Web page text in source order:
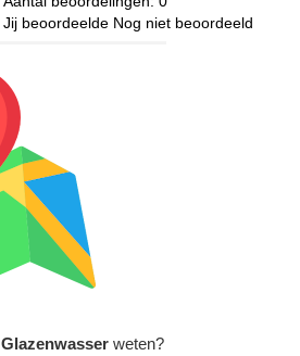
Jij beoordeelde Nog niet beoordeeld
Glazenwasser weten?